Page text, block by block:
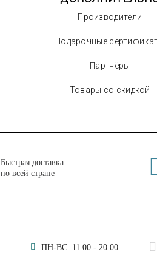
Производители
Подарочные
Партнёры
Товары со скидкой
Быстрая доставка
по всей стране
ПН-ВС: 11:00 - 20:00